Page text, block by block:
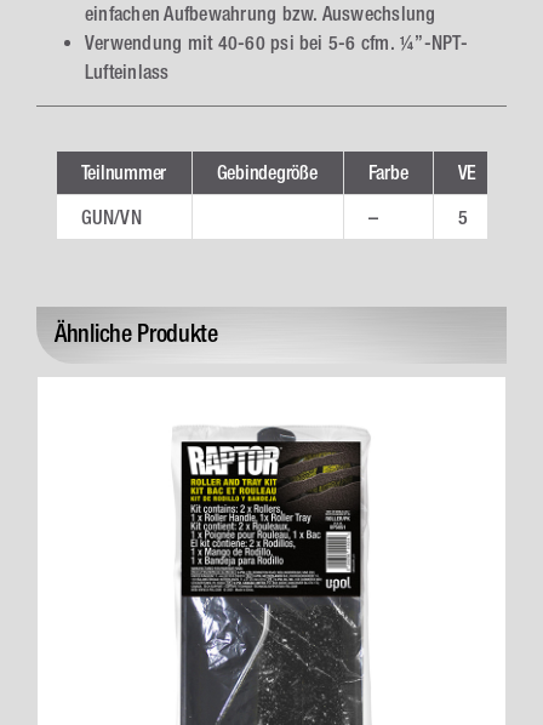
einfachen Aufbewahrung bzw. Auswechslung
Verwendung mit 40-60 psi bei 5-6 cfm. ¼”-NPT-
Lufteinlass
Teilnummer Gebindegröße Farbe VE
GUN/VN – 5
Ähnliche Produkte